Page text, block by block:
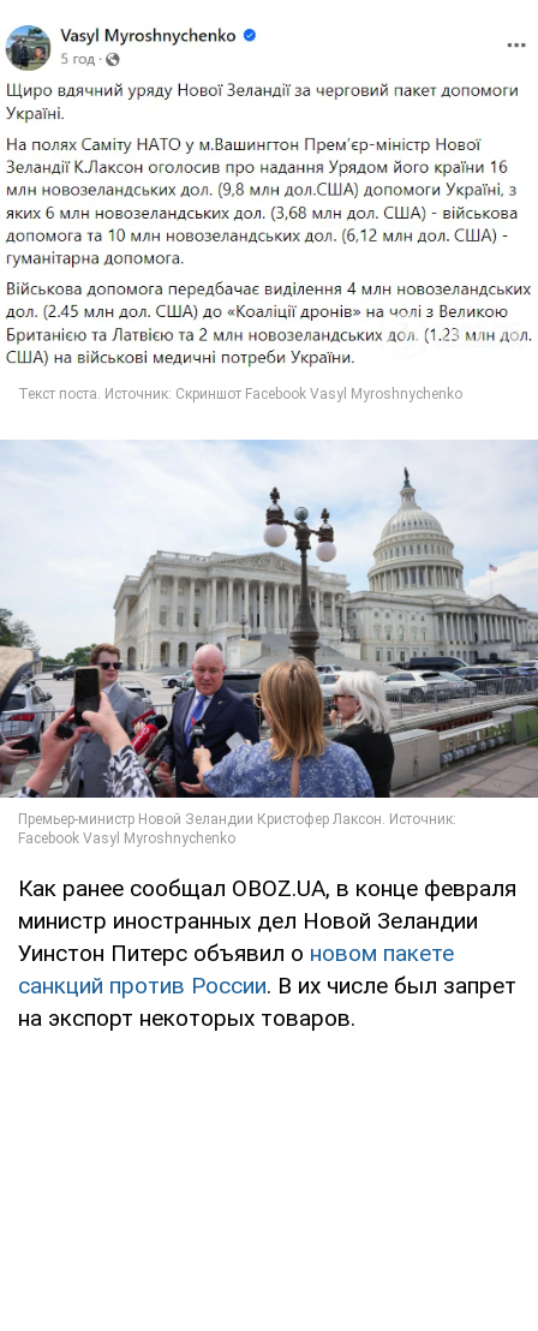
Как ранее сообщал OBOZ.UA, в конце февраля
министр иностранных дел Новой Зеландии
Уинстон Питерс объявил о новом пакете
санкций против России. В их числе был запрет
на экспорт некоторых товаров.